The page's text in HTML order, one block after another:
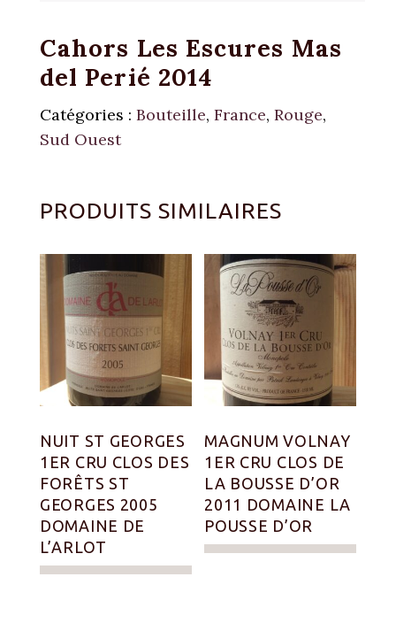
Cahors Les Escures Mas
del Perié 2014
Catégories : Bouteille, France, Rouge,
Sud Ouest
PRODUITS SIMILAIRES
NUIT ST GEORGES
1ER CRU CLOS DES
FORÊTS ST
GEORGES 2005
DOMAINE DE
L’ARLOT
MAGNUM VOLNAY
1ER CRU CLOS DE
LA BOUSSE D’OR
2011 DOMAINE LA
POUSSE D’OR